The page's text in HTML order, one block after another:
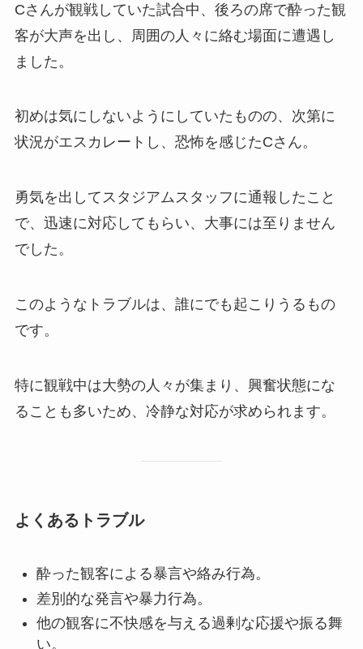
Cさんが観戦していた試合中、後ろの席で酔った観
客が大声を出し、周囲の人々に絡む場面に遭遇し
ました。
初めは気にしないようにしていたものの、次第に
状況がエスカレートし、恐怖を感じたCさん。
勇気を出してスタジアムスタッフに通報したこと
で、迅速に対応してもらい、大事には至りません
でした。
このようなトラブルは、誰にでも起こりうるもの
です。
特に観戦中は大勢の人々が集まり、興奮状態にな
ることも多いため、冷静な対応が求められます。
よくあるトラブル
酔った観客による暴言や絡み行為。
差別的な発言や暴力行為。
他の観客に不快感を与える過剰な応援や振る舞
い。